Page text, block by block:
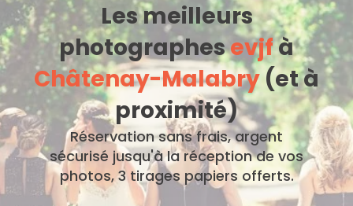
Les meilleurs
photographesevjfà
Châtenay-Malabry (et à
proximité)
Réservation sans frais, argent
sécurisé jusqu'à la réception de vos
photos, 3 tirages papiers offerts.